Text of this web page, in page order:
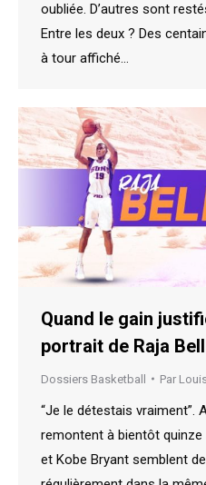
oubliée. D’autres sont
Entre les deux ? Des
à tour affiché…
Quand le gain
portrait de Raja Bell
Dossiers Basketball Par
“Je le détestais vraiment”.
remontent à bientôt quinze
et Kobe Bryant semblent